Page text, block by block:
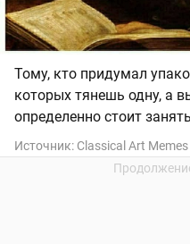
Тому, кто придумал
которых тянешь одну, а
определенно стоит
Источник: Classical Art Memes